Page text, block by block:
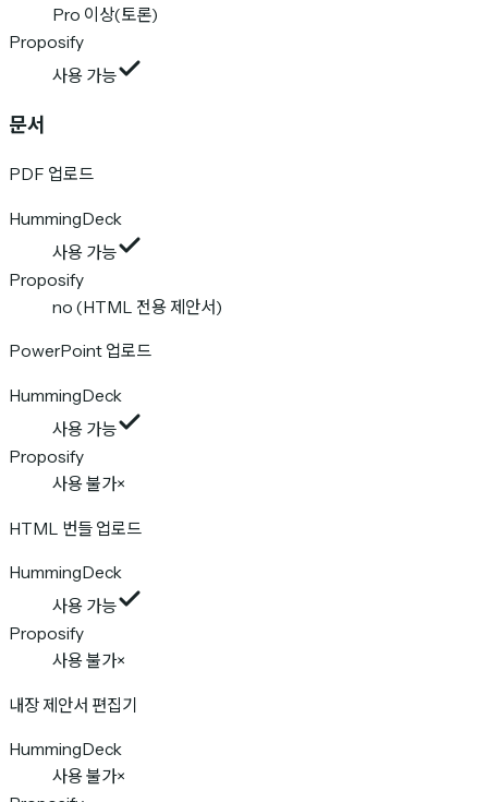
Pro 이상(토론)
Proposify
사용 가능
문서
PDF 업로드
HummingDeck
사용 가능
Proposify
no (HTML 전용 제안서)
PowerPoint 업로드
HummingDeck
사용 가능
Proposify
사용 불가×
HTML 번들 업로드
HummingDeck
사용 가능
Proposify
사용 불가×
내장 제안서 편집기
HummingDeck
사용 불가×